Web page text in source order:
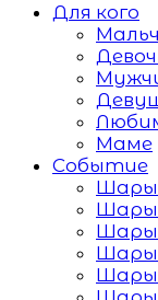
Для кого
Маме
Событие
Шары
Шары
Шары
Шары
Шары